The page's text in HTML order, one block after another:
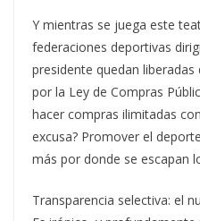
Y mientras se juega este
federaciones deportivas
presidente quedan
por la Ley de Compras
hacer compras ilimitadas
excusa? Promover el
más por donde se escapan
Transparencia selectiva: el